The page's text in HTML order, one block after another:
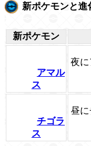
新ポケモンと進
新ポケモン
アマル
ス
夜に
チゴラ
ス
昼に